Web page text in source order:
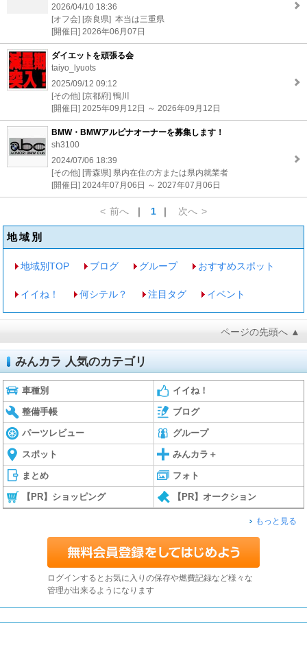
2026/04/10 18:36
[オフ会] [奈良県] 本当は三重県
[開催日] 2026年06月07日
ダイエットを頑張る会
taiyo_lyuots
2025/09/12 09:12
[その他] [京都府] 鴨川
[開催日] 2025年09月12日 ～ 2026年09月12日
BMW・BMWアルピナオーナーを募集します！
sh3100
2024/07/06 18:39
[その他] [青森県] 県内在住の方または県内就業者
[開催日] 2024年07月06日 ～ 2027年07月06日
< 前へ ｜ 1 ｜ 次へ >
地域別
地域別TOP ブログ グループ おすすめスポット
イイね！ 何シテル？ 注目タグ イベント
ページの先頭へ ▲
みんカラ 人気のカテゴリ
車種別 イイね！
整備手帳 ブログ
パーツレビュー グループ
スポット みんカラ＋
まとめ フォト
【PR】ショッピング 【PR】オークション
もっと見る
ログインするとお気に入りの保存や燃費記録など様々な
管理が出来るようになります